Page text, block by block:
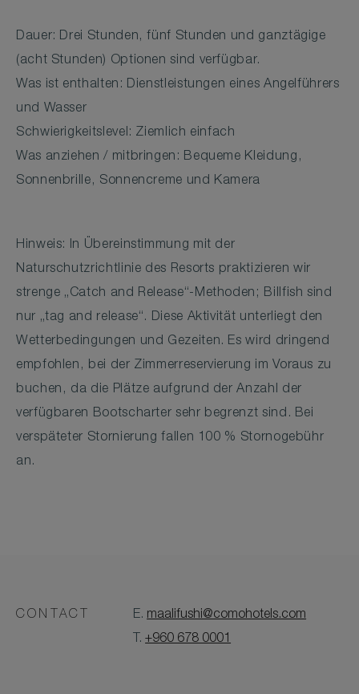
Dauer: Drei Stunden, fünf Stunden und ganztägige
(acht Stunden) Optionen sind verfügbar.
Was ist enthalten: Dienstleistungen eines Angelführers
und Wasser
Schwierigkeitslevel: Ziemlich einfach
Was anziehen / mitbringen: Bequeme Kleidung,
Sonnenbrille, Sonnencreme und Kamera
Hinweis: In Übereinstimmung mit der
Naturschutzrichtlinie des Resorts praktizieren wir
strenge „Catch and Release“-Methoden; Billfish sind
nur „tag and release“. Diese Aktivität unterliegt den
Wetterbedingungen und Gezeiten. Es wird dringend
empfohlen, bei der Zimmerreservierung im Voraus zu
buchen, da die Plätze aufgrund der Anzahl der
verfügbaren Bootscharter sehr begrenzt sind. Bei
verspäteter Stornierung fallen 100 % Stornogebühr
an.
CONTACT E. maalifushi@comohotels.com
T.+960 678 0001